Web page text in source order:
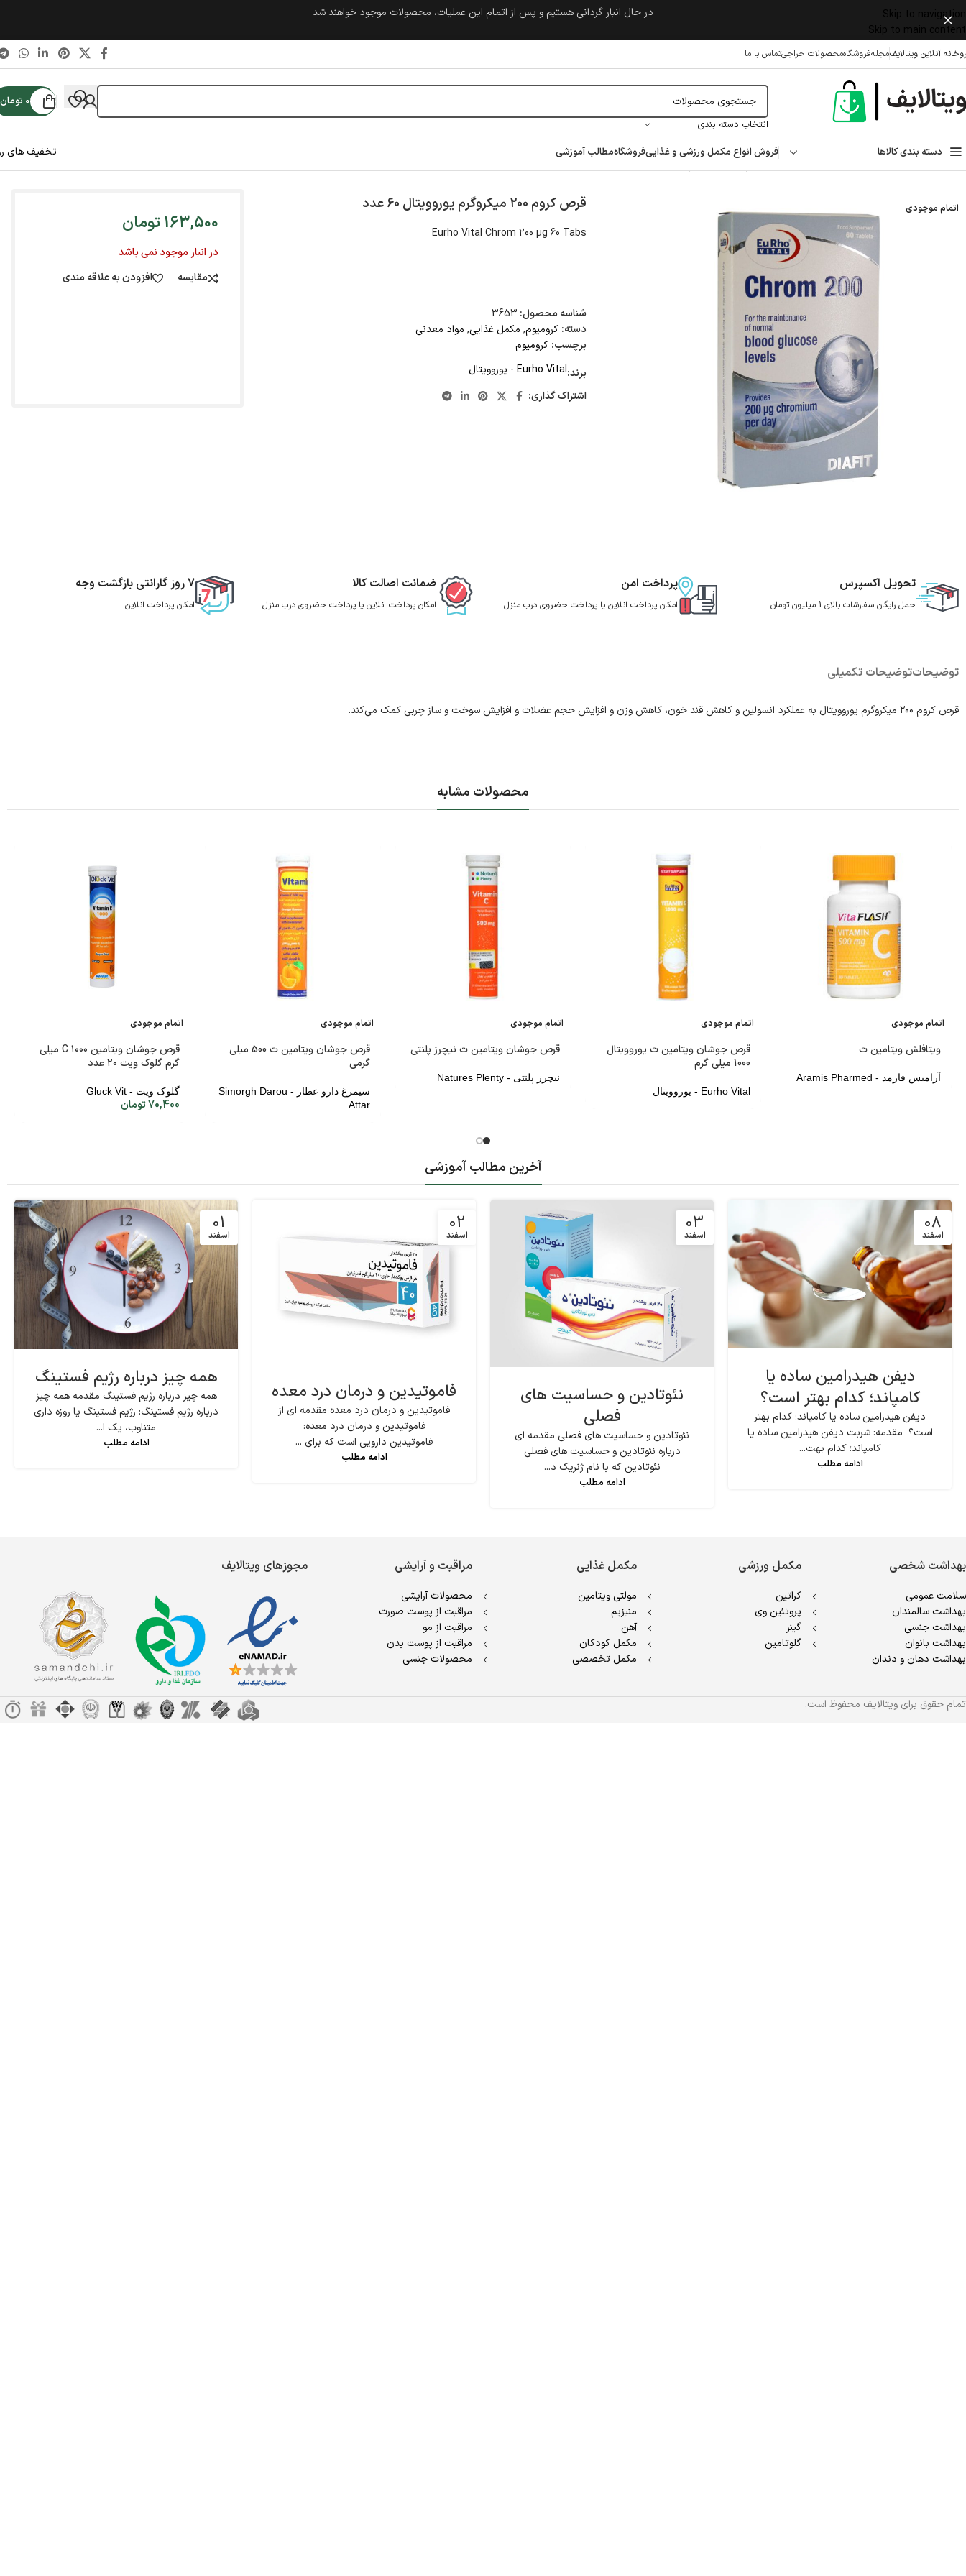
Skip to navigation
Skip to main content
در حال انبار گردانی هستیم و پس از اتمام این عملیات، محصولات موجود خواهند شد
آنلاین ویتالایفمجلهفروشگاهمحصولات حراجیتماس با ما
انتخاب دسته بندی
0 تومان
دسته بندی کالاها فروش انواع مکمل ورزشی و غذاییفروشگاهمطالب آموزشی
تخفیف های
اتمام موجودی قرص کروم ۲۰۰ میکروگرم یوروویتال ۶۰ عدد
Eurho Vital Chrom 200 µg 60 Tabs
شناسه محصول: 3653
دسته: کرومیوم, مکمل غذایی, مواد معدنی
برچسب: کرومیوم
برند:Eurho Vital - یوروویتال
اشتراک گذاری:
163,500تومان
در انبار موجود نمی باشد
مقایسه
افزودن به علاقه مندی
تحویل اکسپرس
حمل رایگان سفارشات بالای 1 میلیون تومان
پرداخت امن
امکان پرداخت انلاین یا پرداخت حضروی درب منزل
ضمانت اصالت کالا
امکان پرداخت انلاین یا پرداخت حضروی درب منزل
7 روز گارانتی بازگشت وجه
امکان پرداخت انلاین
توضیحاتتوضیحات تکمیلی
قرص کروم ۲۰۰ میکروگرم یوروویتال به عملکرد انسولین و کاهش قند خون، کاهش وزن و افزایش حجم عضلات و افزایش سوخت و ساز چربی کمک می‌کند.
محصولات مشابه
اتمام موجودی
ویتافلش ویتامین ث
آرامیس فارمد - Aramis Pharmed
اتمام موجودی
قرص جوشان ویتامین ث یوروویتال
1000 میلی گرم
Eurho Vital - یوروویتال
اتمام موجودی
قرص جوشان ویتامین ث نیچرز پلنتی
نیچرز پلنتی - Natures Plenty
اتمام موجودی
قرص جوشان ویتامین ث 500 میلی
گرمی
سیمرغ دارو عطار - Simorgh Darou
Attar
اتمام موجودی
قرص جوشان ویتامین C ۱۰۰۰ میلی
گرم گلوک ویت ۲۰ عدد
گلوک ویت - Gluck Vit
70,400تومان
آخرین مطالب آموزشی
08
اسفند
دیفن هیدرامین ساده یا
کامپاند؛ کدام بهتر است؟
دیفن هیدرامین ساده یا کامپاند؛ کدام بهتر
است؟ مقدمه: شربت دیفن هیدرامین ساده یا
کامپاند؛ کدام بهت...
ادامه مطلب
03
اسفند
نئوتادین و حساسیت های
فصلی
نئوتادین و حساسیت های فصلی مقدمه ای
درباره نئوتادین و حساسیت های فصلی
نئوتادین که با نام ژنریک د...
ادامه مطلب
02
اسفند
فاموتیدین و درمان درد معده
فاموتیدین و درمان درد معده مقدمه ای از
فاموتیدین و درمان درد معده:
فاموتیدین دارویی است که برای ...
ادامه مطلب
01
اسفند
همه چیز درباره رژیم فستینگ
همه چیز درباره رژیم فستینگ مقدمه همه چیز
درباره رژیم فستینگ: رژیم فستینگ یا روزه داری
متناوب، یک ا...
ادامه مطلب
بهداشت شخصی
سلامت عمومی
بهداشت سالمندان
بهداشت جنسی
بهداشت بانوان
بهداشت دهان و دندان
مکمل ورزشی
کراتین
پروتئین وی
گینر
گلوتامین
مکمل غذایی
مولتی ویتامین
منیزیم
آهن
مکمل کودکان
مکمل تخصصی
مراقبت و آرایشی
محصولات آرایشی
مراقبت از پوست صورت
مراقبت از مو
مراقبت از پوست بدن
محصولات جنسی
مجوزهای ویتالایف
تمام حقوق برای ویتالایف محفوظ است.